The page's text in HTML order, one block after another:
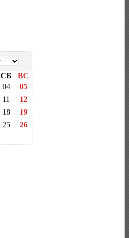
СБ
ВС
04
05
11
12
18
19
25
26